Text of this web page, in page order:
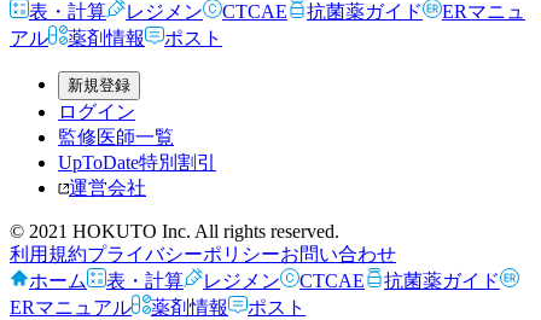
表・計算
レジメン CTCAE 抗菌薬ガイド
ERマニュ
アル
薬剤情報 ポスト
新規登録
ログイン
監修医師一覧
UpToDate特別割引
運営会社
© 2021 HOKUTO Inc. All rights reserved.
利用規約プライバシーポリシーお問い合わせ
ホーム
表・計算 レジメン CTCAE
抗菌薬ガイド
ERマニュアル
薬剤情報 ポスト